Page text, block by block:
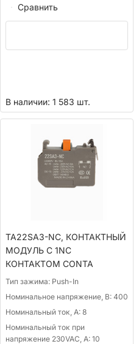
Сравнить
В наличии: 1 583 шт.
TA22SA3-NC, КОНТАКТНЫЙ
МОДУЛЬ С 1NC
КОНТАКТОМ CONTA
Тип зажима: Push-In
Номинальное напряжение, В: 400
Номинальный ток, А: 8
Номинальный ток при
напряжение 230VAC, А: 10